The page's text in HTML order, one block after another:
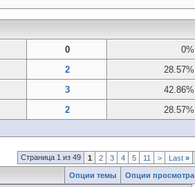
0
0%
2
28.57%
3
42.86%
2
28.57%
Страница 1 из 49 1 2 3 4 5 11 > Last »
Опции темы
Опции просмотра